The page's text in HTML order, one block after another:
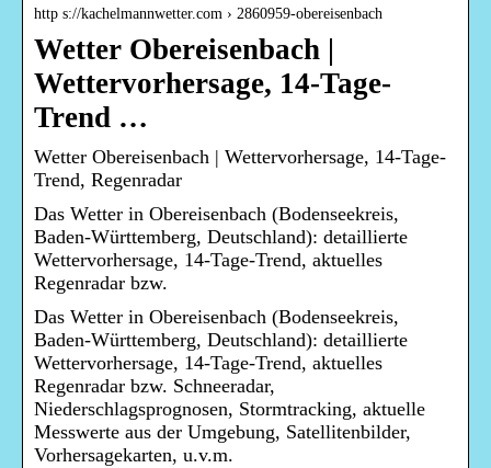
http s://kachelmannwetter.com › 2860959-obereisenbach
Wetter Obereisenbach |
Wettervorhersage, 14-Tage-
Trend …
Wetter Obereisenbach | Wettervorhersage, 14-Tage-
Trend, Regenradar
Das Wetter in Obereisenbach (Bodenseekreis,
Baden-Württemberg, Deutschland): detaillierte
Wettervorhersage, 14-Tage-Trend, aktuelles
Regenradar bzw.
Das Wetter in Obereisenbach (Bodenseekreis,
Baden-Württemberg, Deutschland): detaillierte
Wettervorhersage, 14-Tage-Trend, aktuelles
Regenradar bzw. Schneeradar,
Niederschlagsprognosen, Stormtracking, aktuelle
Messwerte aus der Umgebung, Satellitenbilder,
Vorhersagekarten, u.v.m.